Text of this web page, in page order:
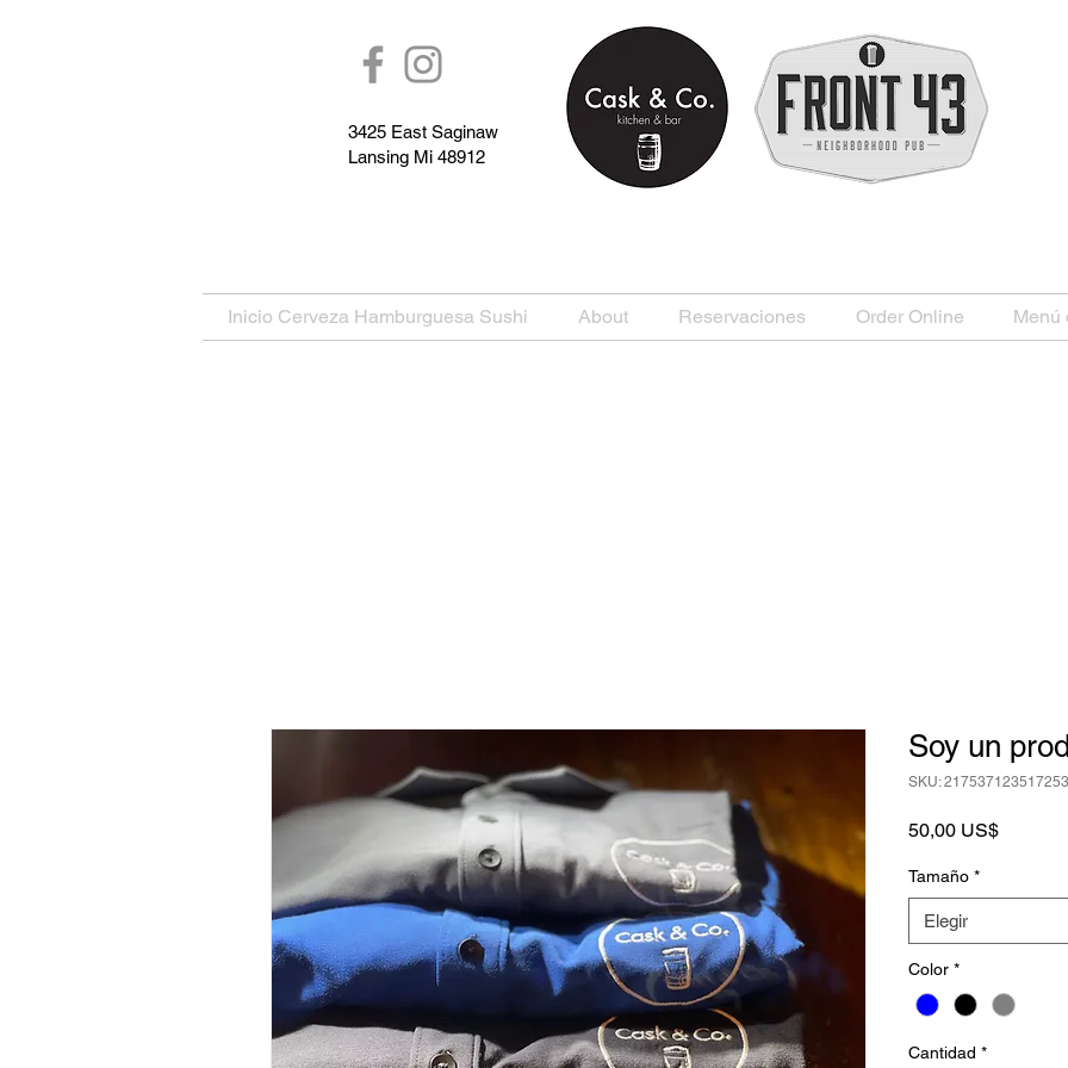
3425 East Saginaw
Lansing Mi 48912
Inicio Cerveza Hamburguesa Sushi About Reservaciones Order Online Menú
Soy un
SKU: 217537123517253
50,00 US$Precio
Tamaño *
Elegir
Color *
Cantidad *